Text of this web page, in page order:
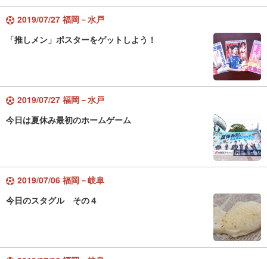
2019/07/27 福岡－水戸
「推しメン」ポスターをゲットしよう！
2019/07/27 福岡－水戸
今日は夏休み最初のホームゲーム
2019/07/06 福岡－岐阜
今日のスタグル その４